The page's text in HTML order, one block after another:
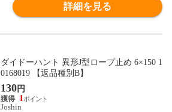
詳細を見る
ダイドーハント 異形J型ロープ止め 6×150 1
0168019 【返品種別B】
130円
1
Joshin